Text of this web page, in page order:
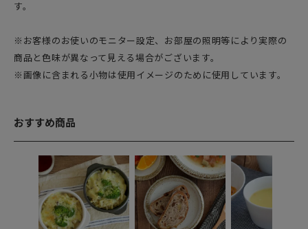
す。
※お客様のお使いのモニター設定、お部屋の照明等により実際の
商品と色味が異なって見える場合がございます。
※画像に含まれる小物は使用イメージのために使用しています。
おすすめ商品